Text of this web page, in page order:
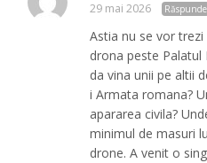
29 mai 2026 Răspunde
Astia nu se vor trezi
drona peste Palatul
da vina unii pe altii
i Armata romana?
apararea civila?
minimul de masuri
drone. A venit o